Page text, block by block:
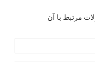
مرتبط با آن